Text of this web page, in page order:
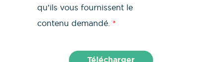
qu’ils vous fournissent le
contenu demandé. *